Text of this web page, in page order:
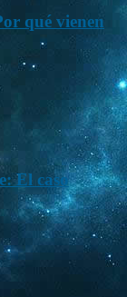
qué vienen
El caso